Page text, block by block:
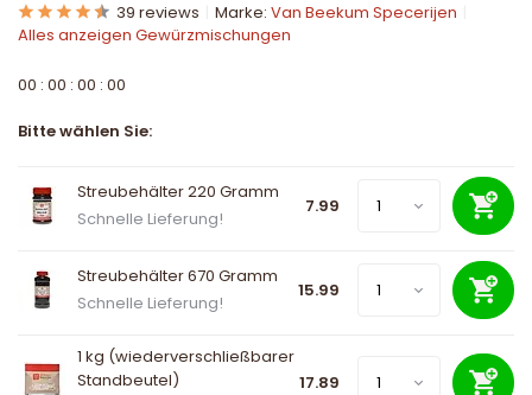
39 reviews Marke: Van Beekum Specerijen
Alles anzeigen Gewürzmischungen
00 : 00 : 00 : 00
Bitte wählen Sie:
Streubehälter 220 Gramm
Schnelle Lieferung!
7.99
Streubehälter 670 Gramm
Schnelle Lieferung!
15.99
1 kg (wiederverschließbarer
Standbeutel)
17.89